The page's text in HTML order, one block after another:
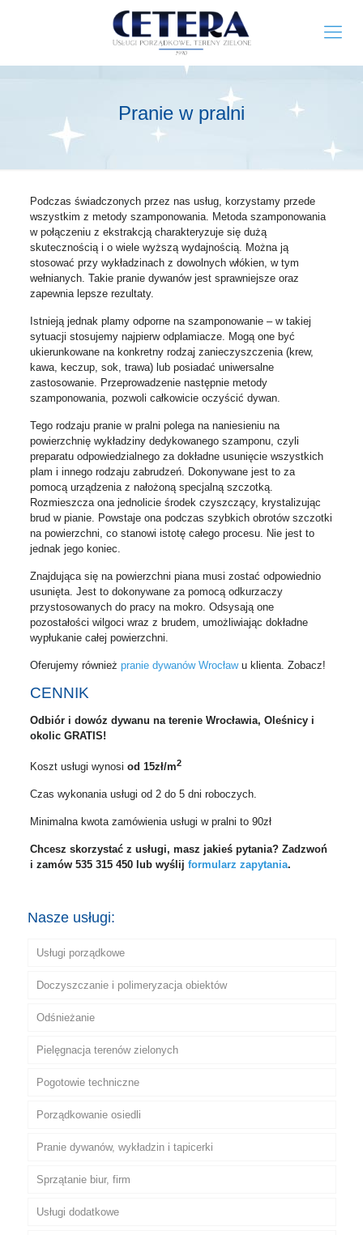
Pranie w pralni
Podczas świadczonych przez nas usług, korzystamy przede
wszystkim z metody szamponowania. Metoda szamponowania
w połączeniu z ekstrakcją charakteryzuje się dużą
skutecznością i o wiele wyższą wydajnością. Można ją
stosować przy wykładzinach z dowolnych włókien, w tym
wełnianych. Takie pranie dywanów jest sprawniejsze oraz
zapewnia lepsze rezultaty.
Istnieją jednak plamy odporne na szamponowanie – w takiej
sytuacji stosujemy najpierw odplamiacze. Mogą one być
ukierunkowane na konkretny rodzaj zanieczyszczenia (krew,
kawa, keczup, sok, trawa) lub posiadać uniwersalne
zastosowanie. Przeprowadzenie następnie metody
szamponowania, pozwoli całkowicie oczyścić dywan.
Tego rodzaju pranie w pralni polega na naniesieniu na
powierzchnię wykładziny dedykowanego szamponu, czyli
preparatu odpowiedzialnego za dokładne usunięcie wszystkich
plam i innego rodzaju zabrudzeń. Dokonywane jest to za
pomocą urządzenia z nałożoną specjalną szczotką.
Rozmieszcza ona jednolicie środek czyszczący, krystalizując
brud w pianie. Powstaje ona podczas szybkich obrotów szczotki
na powierzchni, co stanowi istotę całego procesu. Nie jest to
jednak jego koniec.
Znajdująca się na powierzchni piana musi zostać odpowiednio
usunięta. Jest to dokonywane za pomocą odkurzaczy
przystosowanych do pracy na mokro. Odsysają one
pozostałości wilgoci wraz z brudem, umożliwiając dokładne
wypłukanie całej powierzchni.
Oferujemy równieżpranie dywanów Wrocławu klienta. Zobacz!
CENNIK
Odbiór i dowóz dywanu na terenie Wrocławia, Oleśnicy i
okolic GRATIS!
Koszt usługi wynosiod 15zł/m2
Czas wykonania usługi od 2 do 5 dni roboczych.
Minimalna kwota zamówienia usługi w pralni to 90zł
Chcesz skorzystać z usługi, masz jakieś pytania? Zadzwoń
i zamów 535 315 450 lub wyślijformularz zapytania.
Nasze usługi:
Usługi porządkowe
Doczyszczanie i polimeryzacja obiektów
Odśnieżanie
Pielęgnacja terenów zielonych
Pogotowie techniczne
Porządkowanie osiedli
Pranie dywanów, wykładzin i tapicerki
Pranie u klienta
Pranie dywanów w pralni
Sprzątanie biur, firm
Usługi dodatkowe